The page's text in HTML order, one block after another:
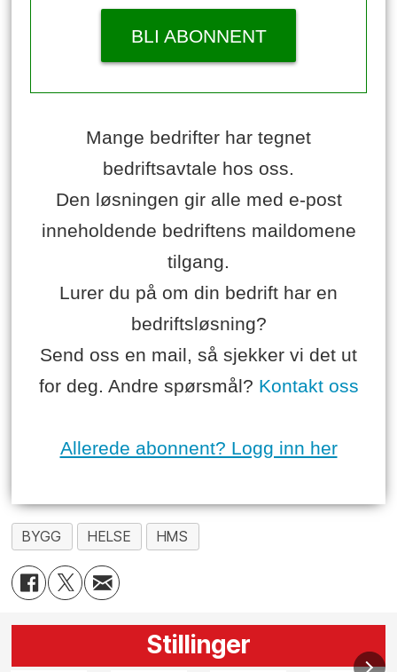
BLI ABONNENT
Mange bedrifter har tegnet
bedriftsavtale hos oss.
Den løsningen gir alle med e-post
inneholdende bedriftens maildomene
tilgang.
Lurer du på om din bedrift har en
bedriftsløsning?
Send oss en mail, så sjekker vi det ut
for deg. Andre spørsmål? Kontakt oss
Allerede abonnent? Logg inn her
BYGG HELSE HMS
Stillinger